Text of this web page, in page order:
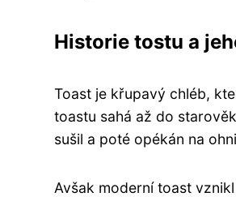
Historie tostu a
Toast je křupavý chléb,
toastu sahá až do
sušil a poté opékán na
Avšak moderní toast